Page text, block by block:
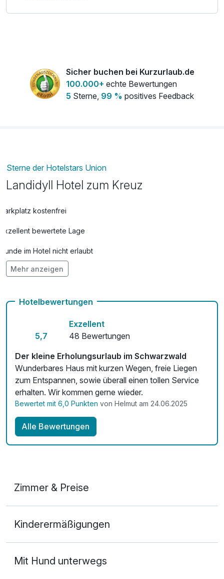
Sicher buchen bei Kurzurlaub.de
100.000+ echte Bewertungen
5 Sterne, 99 % positives Feedback
Sterne der Hotelstars Union
Landidyll Hotel zum Kreuz
Parkplatz kostenfrei
Exzellent bewertete Lage
Hunde im Hotel nicht erlaubt
Auch vegetarische Speisen
Zimmerservice verfügbar
Mehr anzeigen
Hotelbewertungen
5,7
Exzellent
48 Bewertungen
Der kleine Erholungsurlaub im Schwarzwald
Wunderbares Haus mit kurzen Wegen, freie Liegen
zum Entspannen, sowie überall einen tollen Service
erhalten. Wir kommen gerne wieder.
Bewertet mit 6,0 Punkten von Helmut am 24.06.2025
Alle Bewertungen
Zimmer & Preise
2 Erwachsene und 2 Kinder
Kinderermäßigungen
Mit Hund unterwegs